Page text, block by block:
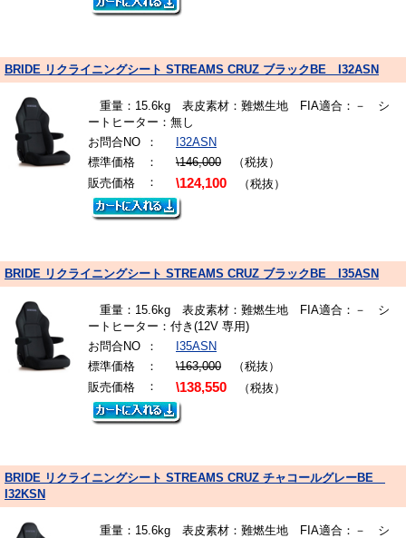
BRIDE リクライニングシート STREAMS CRUZ ブラックBE I32ASN
重量：15.6kg 表皮素材：難燃生地 FIA適合：－ シ
ートヒーター：無し
お問合NO
：
I32ASN
標準価格
： \146,000 （税抜）
販売価格
： \124,100 （税抜）
BRIDE リクライニングシート STREAMS CRUZ ブラックBE I35ASN
重量：15.6kg 表皮素材：難燃生地 FIA適合：－ シ
ートヒーター：付き(12V 専用)
お問合NO
：
I35ASN
標準価格
： \163,000 （税抜）
販売価格
： \138,550 （税抜）
BRIDE リクライニングシート STREAMS CRUZ チャコールグレーBE
I32KSN
重量：15.6kg 表皮素材：難燃生地 FIA適合：－ シ